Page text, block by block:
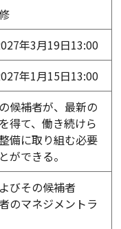
年3月19日13:00
年1月15日13:00
候補者が、最新の
得て、働き続けら
備に取り組む必要
ができる。
びその候補者
のマネジメントラ